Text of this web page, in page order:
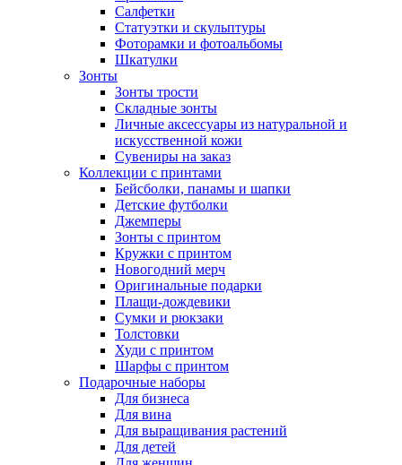
Салфетки
Статуэтки и скульптуры
Фоторамки и фотоальбомы
Шкатулки
Зонты
Зонты трости
Складные зонты
Личные аксессуары из натуральной и
искусственной кожи
Сувениры на заказ
Коллекции с принтами
Бейсболки, панамы и шапки
Детские футболки
Джемперы
Зонты с принтом
Кружки с принтом
Новогодний мерч
Оригинальные подарки
Плащи-дождевики
Сумки и рюкзаки
Толстовки
Худи с принтом
Шарфы с принтом
Подарочные наборы
Для бизнеса
Для вина
Для выращивания растений
Для детей